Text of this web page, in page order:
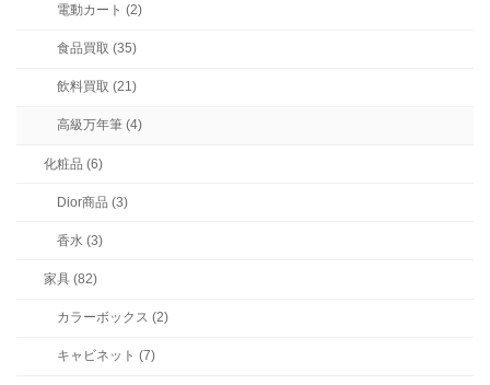
電動カート (2)
食品買取 (35)
飲料買取 (21)
高級万年筆 (4)
化粧品 (6)
Dior商品 (3)
香水 (3)
家具 (82)
カラーボックス (2)
キャビネット (7)